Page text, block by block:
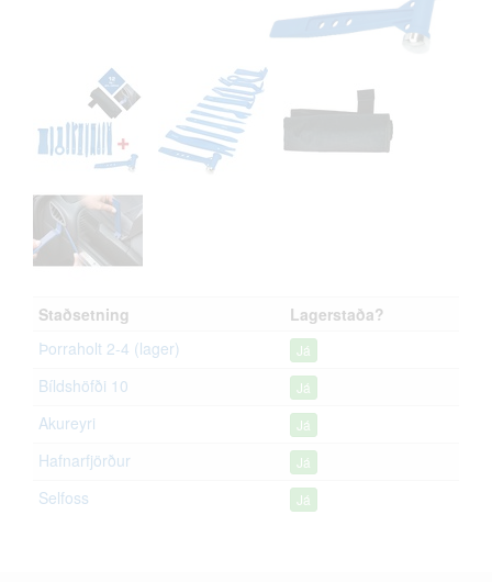
Staðsetning
Lagerstaða?
Þorraholt 2-4 (lager)
Já
Bíldshöfði 10 Já
Akureyri Já
Hafnarfjörður Já
Selfoss Já